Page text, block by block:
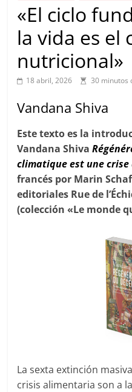
«El ciclo
la vida es el
nutricional»
18 abril, 2026 30 minutos
Vandana Shiva
Este texto es la
Vandana Shiva
climatique est une
francés por Marin
editoriales Rue de
(colección «Le monde
La sexta extinción
crisis alimentaria son a